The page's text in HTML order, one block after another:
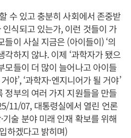
수 있고 충분히 사회에서 존중받
식되고 있는가, 이런 것들이 가
이 사실 지금은 (아이들이) ‘의
각하지 않냐. 이제 ‘과학자가 됐으
모들이 더 많이 늘어나고 아이들
야’, ‘과학자·엔지니어가 될 거야’
정부의 여러 가지 지원들을 만들
11/07, 대통령실에서 열린 언론
기술 분야 미래 인재 확보를 위해
하겠다고 밝히며)